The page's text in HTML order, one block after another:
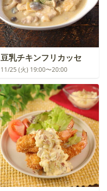
豆乳チキンフリカッセ
11/25 (火) 19:00〜20:00